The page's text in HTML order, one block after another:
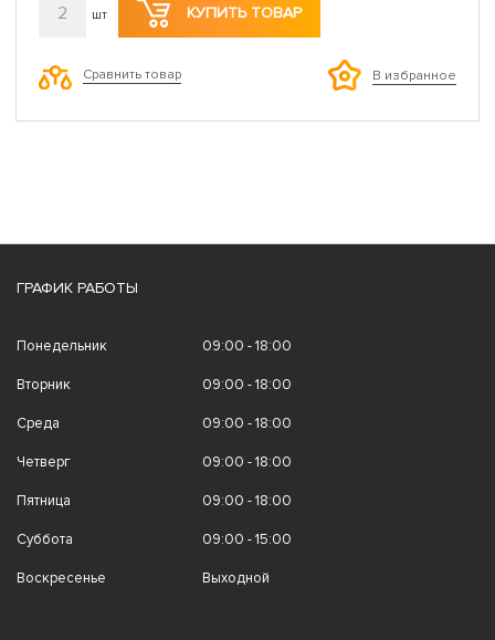
2 шт КУПИТЬ ТОВАР
Сравнить товар В избранное
ГРАФИК РАБОТЫ
Понедельник 09:00 - 18:00
Вторник 09:00 - 18:00
Среда 09:00 - 18:00
Четверг 09:00 - 18:00
Пятница 09:00 - 18:00
Суббота 09:00 - 15:00
Воскресенье Выходной